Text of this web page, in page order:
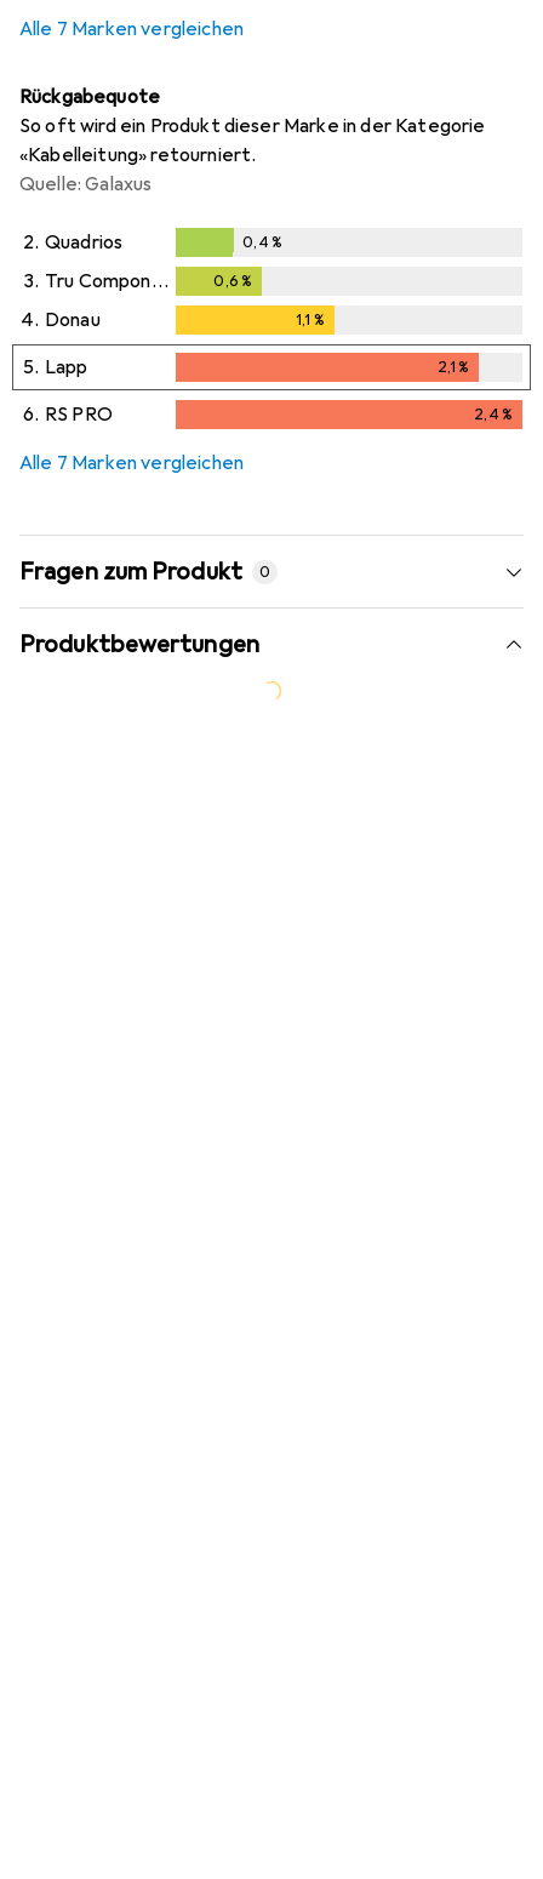
Alle 7 Marken vergleichen
Rückgabequote
So oft wird ein Produkt dieser Marke in der Kategorie
«Kabelleitung» retourniert.
Quelle: Galaxus
2. Quadrios
0,4%
0,4%
3. Tru Components 0,6 %
4. Donau 1,1 %
5. Lapp 2,1%
2,1%
6. RS PRO 2,4%
Alle 7 Marken vergleichen
Fragen zum Produkt 0
Produktbewertungen